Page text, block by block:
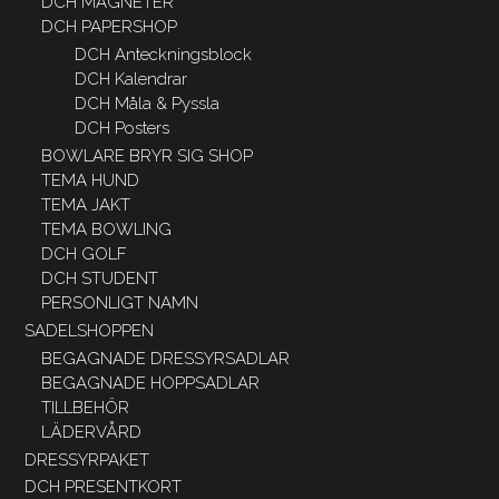
DCH PAPERSHOP
DCH Anteckningsblock
DCH Kalendrar
DCH Måla & Pyssla
DCH Posters
BOWLARE BRYR SIG SHOP
TEMA HUND
TEMA JAKT
TEMA BOWLING
DCH GOLF
DCH STUDENT
PERSONLIGT NAMN
SADELSHOPPEN
BEGAGNADE DRESSYRSADLAR
BEGAGNADE HOPPSADLAR
TILLBEHÖR
LÄDERVÅRD
DRESSYRPAKET
DCH PRESENTKORT